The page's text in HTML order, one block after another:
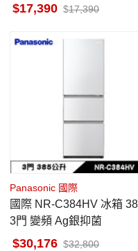
地區當天中午前下單隔天出
17,390 17,390
Panasonic 國際
國際 NR-C384HV 冰箱 385L
3門 變頻 Ag銀抑菌
30,176 32,800